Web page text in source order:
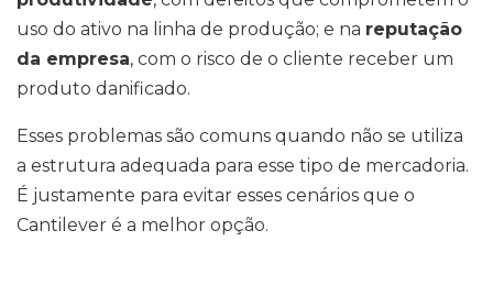
uso do ativo na linha de produção; e na reputação
da empresa, com o risco de o cliente receber um
produto danificado.
Esses problemas são comuns quando não se utiliza
a estrutura adequada para esse tipo de mercadoria.
É justamente para evitar esses cenários que o
Cantilever é a melhor opção.